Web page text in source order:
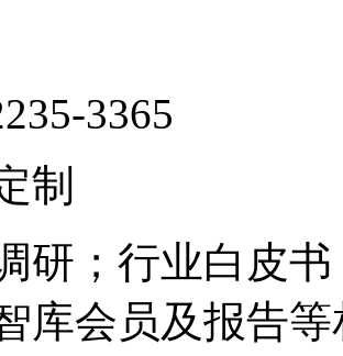
3365
制
研；行业白皮
库会员及报告